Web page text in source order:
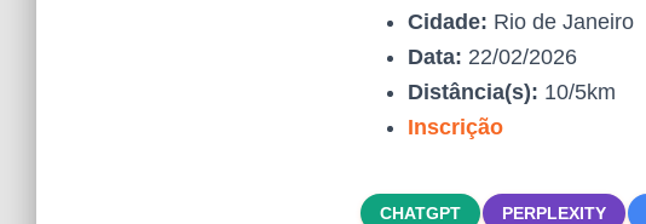
Cidade: Rio de Janeiro
Data: 22/02/2026
Distância(s): 10/5km
Inscrição
CHATGPT PERPLEXITY